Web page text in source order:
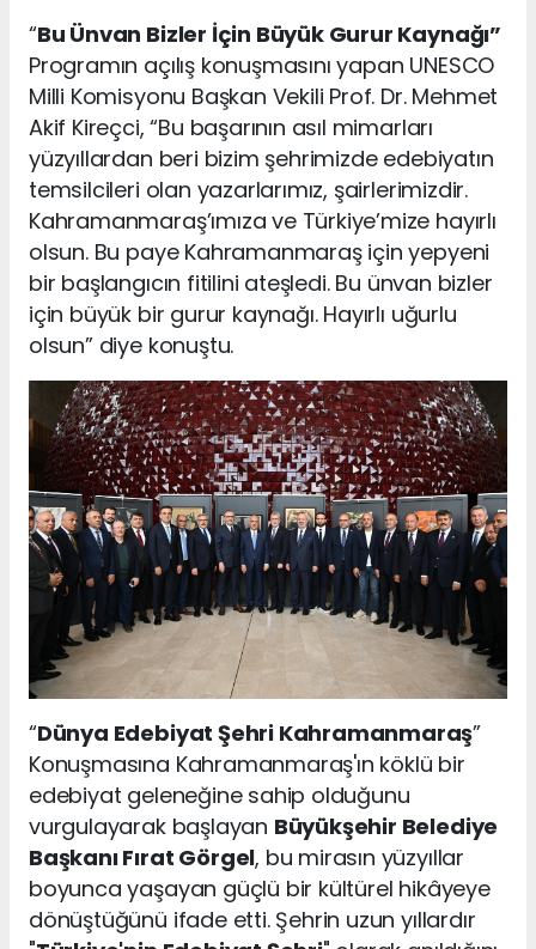
“Bu Ünvan Bizler İçin Büyük Gurur Kaynağı”
Programın açılış konuşmasını yapan UNESCO
Milli Komisyonu Başkan Vekili Prof. Dr. Mehmet
Akif Kireçci, “Bu başarının asıl mimarları
yüzyıllardan beri bizim şehrimizde edebiyatın
temsilcileri olan yazarlarımız, şairlerimizdir.
Kahramanmaraş’ımıza ve Türkiye’mize hayırlı
olsun. Bu paye Kahramanmaraş için yepyeni
bir başlangıcın fitilini ateşledi. Bu ünvan bizler
için büyük bir gurur kaynağı. Hayırlı uğurlu
olsun” diye konuştu.
“Dünya Edebiyat Şehri Kahramanmaraş”
Konuşmasına Kahramanmaraş'ın köklü bir
edebiyat geleneğine sahip olduğunu
vurgulayarak başlayan Büyükşehir Belediye
Başkanı Fırat Görgel, bu mirasın yüzyıllar
boyunca yaşayan güçlü bir kültürel hikâyeye
dönüştüğünü ifade etti. Şehrin uzun yıllardır